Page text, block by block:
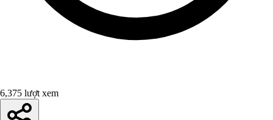
6,375 lượt xem